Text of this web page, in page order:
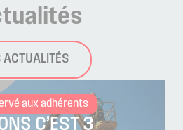
ACTUALITÉS
aux adhérents
C’EST 3